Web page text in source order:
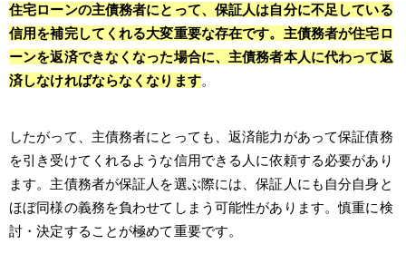
住宅ローンの主債務者にとって、保証人は自分に不足している
信用を補完してくれる大変重要な存在です。主債務者が住宅ロ
ーンを返済できなくなった場合に、主債務者本人に代わって返
済しなければならなくなります。
したがって、主債務者にとっても、返済能力があって保証債務
を引き受けてくれるような信用できる人に依頼する必要があり
ます。主債務者が保証人を選ぶ際には、保証人にも自分自身と
ほぼ同様の義務を負わせてしまう可能性があります。慎重に検
討・決定することが極めて重要です。